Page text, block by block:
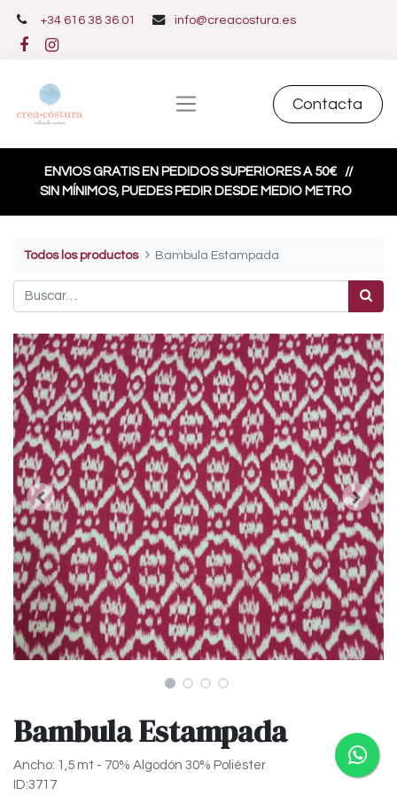
+34 616 38 36 01 info@creacostura.es
Contacta
ENVIOS GRATIS EN PEDIDOS SUPERIORES A 50€ //
SIN MÍNIMOS, PUEDES PEDIR DESDE MEDIO METRO
Todos los productos Bambula Estampada
Bambula Estampada
Ancho: 1,5 mt - 70% Algodón 30% Poliéster
ID:3717